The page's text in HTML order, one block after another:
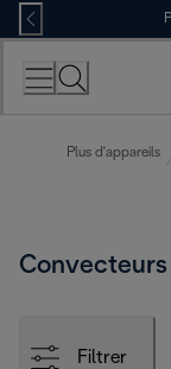
Skip
to
Content
Plus d'appareils
Convecteurs
Filtrer